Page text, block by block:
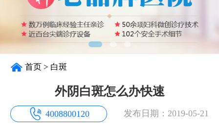
首页 > 白斑
外阴白斑怎么办快速
4008800120 发布日期：2019-05-21